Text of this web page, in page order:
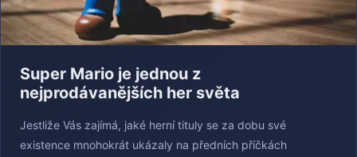
Super Mario je jednou z
nejprodávanějších her světa
Jestliže Vás zajímá, jaké herní tituly se za dobu své
existence mnohokrát ukázaly na předních příčkách